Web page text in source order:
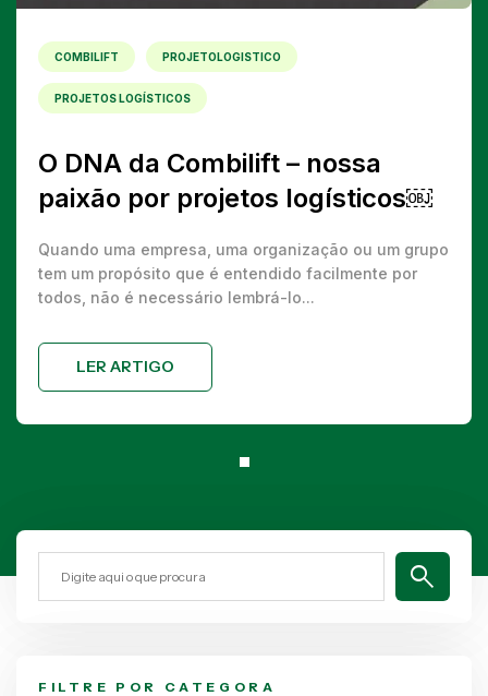
COMBILIFT PROJETOLOGISTICO
PROJETOS LOGÍSTICOS
O DNA da Combilift – nossa
paixão por projetos logísticos￼
Quando uma empresa, uma organização ou um grupo
tem um propósito que é entendido facilmente por
todos, não é necessário lembrá-lo...
LER ARTIGO
search
FILTRE POR CATEGORA